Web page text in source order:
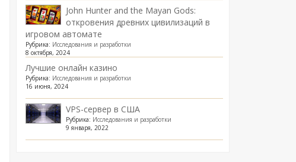
John Hunter and the Mayan Gods:
откровения древних цивилизаций в
игровом автомате
Рубрика: Исследования и разработки
8 октября, 2024
Лучшие онлайн казино
Рубрика: Исследования и разработки
16 июня, 2024
VPS-сервер в США
Рубрика: Исследования и разработки
9 января, 2022